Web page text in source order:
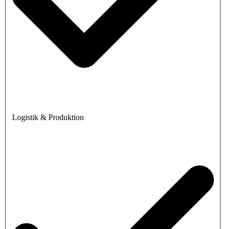
Logistik & Produktion